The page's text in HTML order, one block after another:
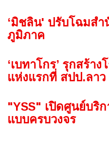
‘มิชลิน' ปรับโฉมส
ภูมิภาค
‘เบทาโกร’ รุกสร้า
แห่งแรกที่ สปป.ลาว
"YSS" เปิดศูนย์บริ
แบบครบวงจร